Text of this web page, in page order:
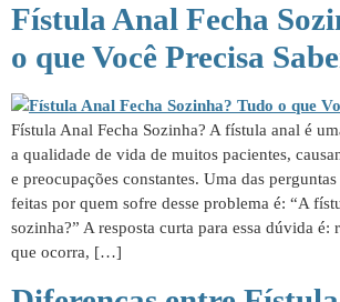
Fístula Anal Fecha
o que Você Precisa
Fístula Anal Fecha Sozinha? A fístula anal é
a qualidade de vida de muitos pacientes,
e preocupações constantes. Uma das
feitas por quem sofre desse problema é: “A
sozinha?” A resposta curta para essa dúvida é:
que ocorra, […]